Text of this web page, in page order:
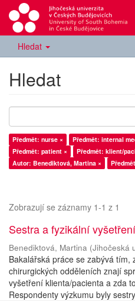
Hledat
Hledat
Předmět: nurse × Předmět: internal
Předmět: patient ×
Předmět: klient/
Autor: Benediktová, Martina ×
Zobrazují se záznamy 1-1 z 1
Sestra a fyzikální
Benediktová, Martina (Jihočeská
Bakalářská práce se zabývá tím,
chirurgických odděleních znají
vyšetření klienta/pacienta a zda
Respondenty výzkumu byly